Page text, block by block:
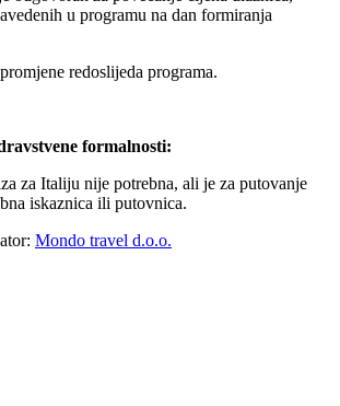
u programu na dan formiranja
redoslijeda programa.
formalnosti:
za Italiju nije potrebna, ali je za putovanje
iskaznica ili putovnica.
Mondo travel d.o.o.